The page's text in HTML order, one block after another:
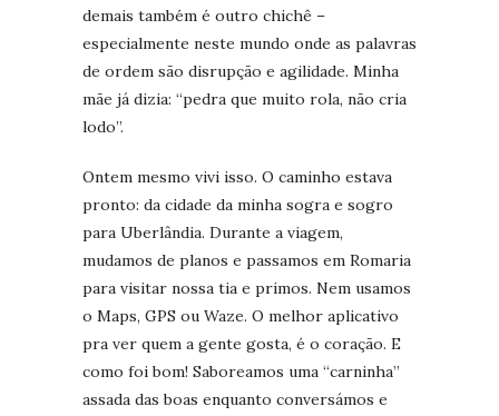
demais também é outro chichê –
especialmente neste mundo onde as palavras
de ordem são disrupção e agilidade. Minha
mãe já dizia: “pedra que muito rola, não cria
lodo”.
Ontem mesmo vivi isso. O caminho estava
pronto: da cidade da minha sogra e sogro
para Uberlândia. Durante a viagem,
mudamos de planos e passamos em Romaria
para visitar nossa tia e primos. Nem usamos
o Maps, GPS ou Waze. O melhor aplicativo
pra ver quem a gente gosta, é o coração. E
como foi bom! Saboreamos uma “carninha”
assada das boas enquanto conversámos e